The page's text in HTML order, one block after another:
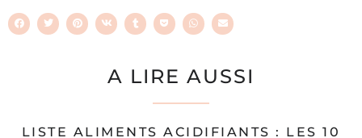
A LIRE AUSSI
LISTE ALIMENTS ACIDIFIANTS : LES 10